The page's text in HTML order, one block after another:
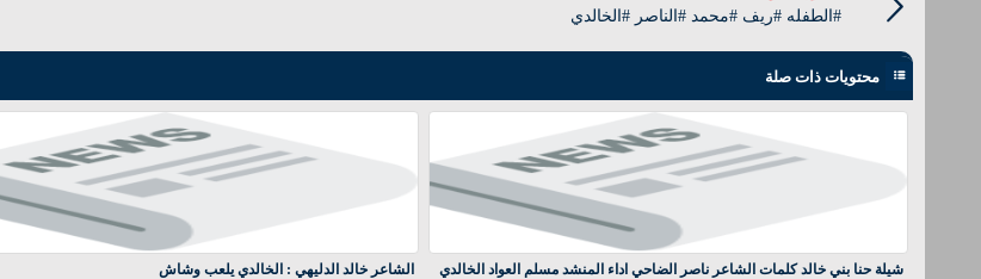
#الطفله #ريف #محمد #الناصر #الخالدي
محتويات ذات صلة
شيلة حنا بني خالد كلمات الشاعر ناصر الضاحي اداء المنشد مسلم العواد الخالدي الشاعر خالد الدليهي : الخالدي يلعب وشاش